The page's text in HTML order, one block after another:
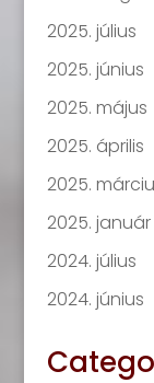
2025. július
2025. június
2025. május
2025. április
2025.
2025. január
2024. július
2024. június